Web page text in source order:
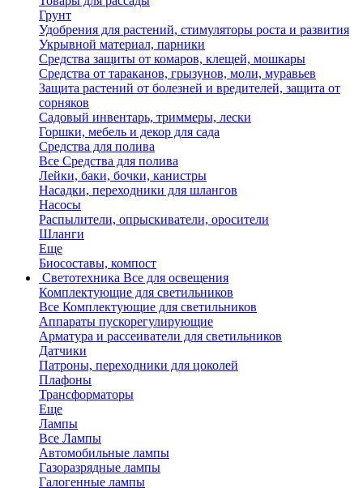
Грунт
Удобрения для растений, стимуляторы роста и развития
Укрывной материал, парники
Средства защиты от комаров, клещей, мошкары
Средства от тараканов, грызунов, моли, муравьев
Защита растений от болезней и вредителей, защита от
сорняков
Садовый инвентарь, триммеры, лески
Горшки, мебель и декор для сада
Средства для полива
Все Средства для полива
Лейки, баки, бочки, канистры
Насадки, переходники для шлангов
Насосы
Распылители, опрыскиватели, оросители
Шланги
Еще
Биосоставы, компост
Светотехника Все для освещения
Комплектующие для светильников
Все Комплектующие для светильников
Аппараты пускорегулирующие
Арматура и рассеиватели для светильников
Датчики
Патроны, переходники для цоколей
Плафоны
Трансформаторы
Еще
Лампы
Все Лампы
Автомобильные лампы
Газоразрядные лампы
Галогенные лампы